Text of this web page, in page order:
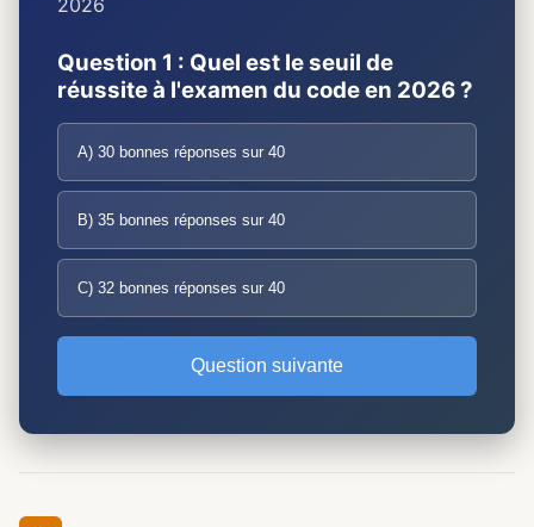
2026
Question 1 : Quel est le seuil de
réussite à l'examen du code en 2026 ?
A) 30 bonnes réponses sur 40
B) 35 bonnes réponses sur 40
C) 32 bonnes réponses sur 40
Question suivante